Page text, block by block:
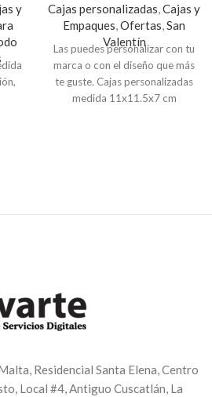
y
Cajas personalizadas,Cajas y
Empaques,Ofertas,San
Valentín
Las puedes personalizar con tu
marca o con el diseño que más
te guste. Cajas personalizadas
medida 11x11.5x7 cm
Residencial Santa Elena, Centro
Local #4, Antiguo Cuscatlán, La